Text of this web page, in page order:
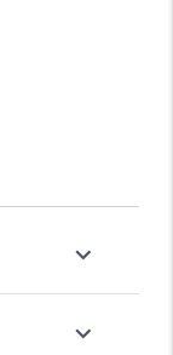
expand_more
expand_more